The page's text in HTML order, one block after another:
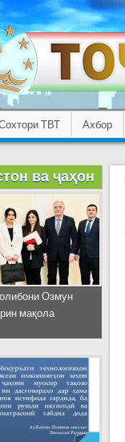
ТВТ Ахбор
ва ҷаҳон
Озмун
мақола